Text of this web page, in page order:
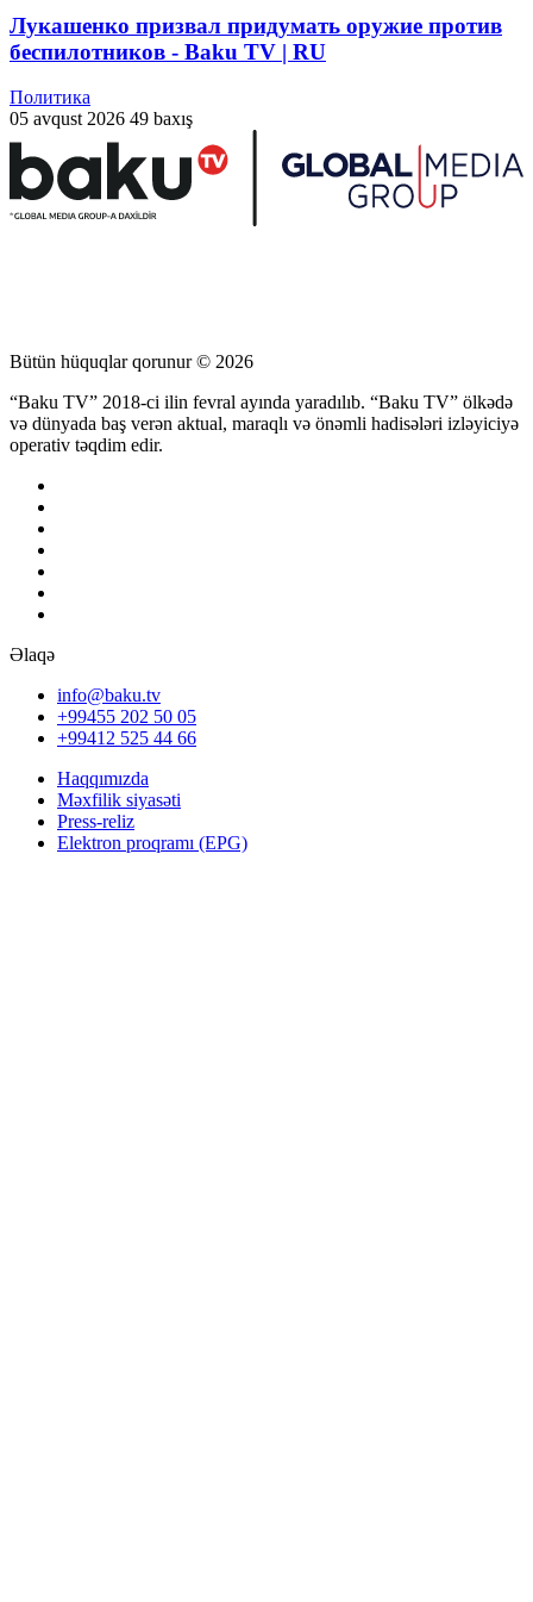
Лукашенко призвал придумать оружие против
беспилотников - Baku TV | RU
Политика
05 avqust 2026 49 baxış
Bütün hüquqlar qorunur © 2026
“Baku TV” 2018-ci ilin fevral ayında yaradılıb. “Baku TV” ölkədə
və dünyada baş verən aktual, maraqlı və önəmli hadisələri izləyiciyə
operativ təqdim edir.
Əlaqə
info@baku.tv
+99455 202 50 05
+99412 525 44 66
Haqqımızda
Məxfilik siyasəti
Press-reliz
Elektron proqramı (EPG)